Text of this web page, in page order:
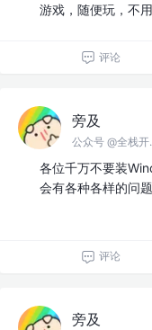
游戏，随便玩，不
评论
旁及
公
各位千万不要装
会有各种各样的问
评论
旁及